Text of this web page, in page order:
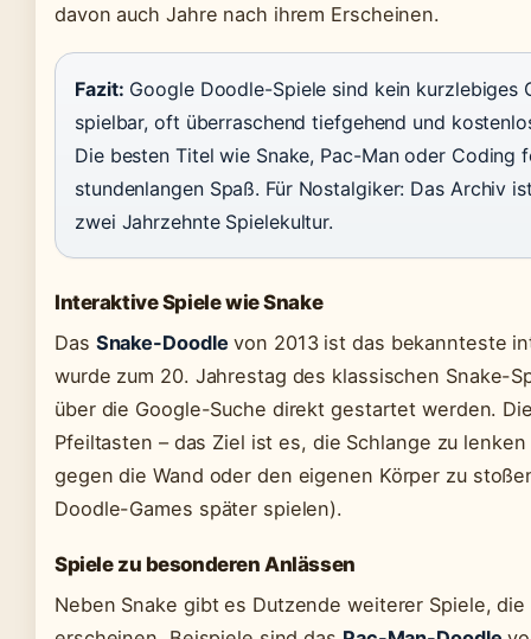
davon auch Jahre nach ihrem Erscheinen.
Fazit: Google Doodle-Spiele sind kein kurzlebiges
spielbar, oft überraschend tiefgehend und
Die besten Titel wie Snake, Pac-Man oder Coding
stundenlangen Spaß. Für Nostalgiker: Das Archiv
zwei Jahrzehnte Spielekultur.
Interaktive Spiele wie Snake
Das Snake-Doodlevon 2013 ist das bekannteste
wurde zum 20. Jahrestag des klassischen Snake-
über die Google-Suche direkt gestartet werden.
Pfeiltasten – das Ziel ist es, die Schlange zu
gegen die Wand oder den eigenen Körper zu
Doodle-Games später spielen).
Spiele zu besonderen Anlässen
Neben Snake gibt es Dutzende weiterer Spiele,